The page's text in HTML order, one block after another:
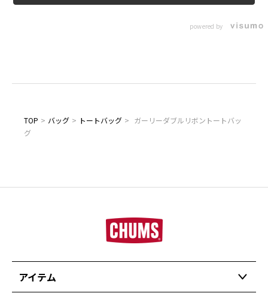
powered by
TOP > バッグ > トートバッグ > ガーリーダブルリボントートバッ
グ
アイテム